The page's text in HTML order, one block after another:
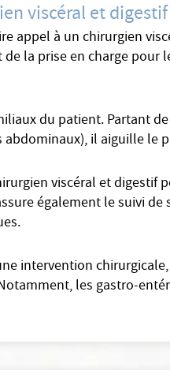
viscéral et digestif
appel à un chirurgien
la prise en charge
du patient. Partant
il aiguille le
viscéral et digestif
également le suivi
intervention
les gastro-